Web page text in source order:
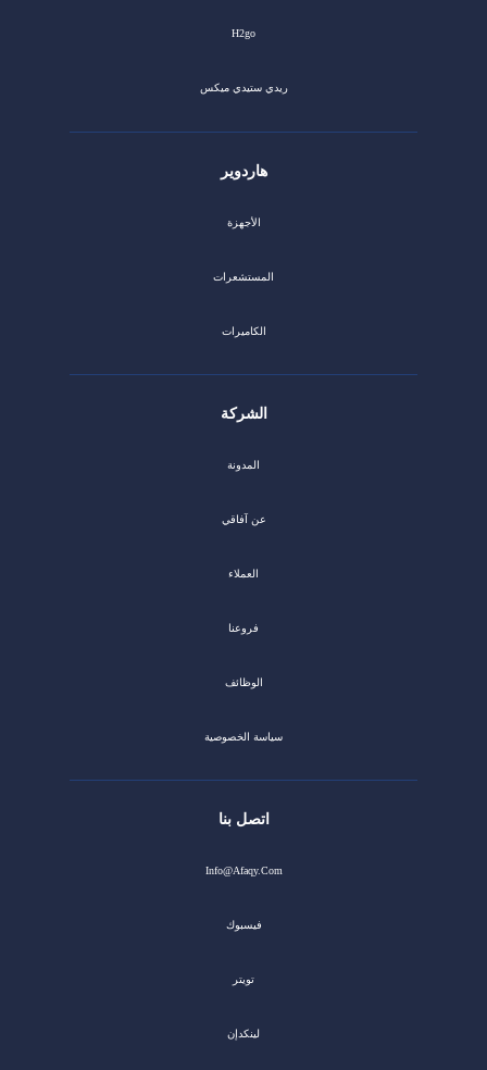
H2go
ريدي ستيدي ميكس
هاردوير
الأجهزة
المستشعرات
الكاميرات
الشركة
المدونة
عن آفاقي
العملاء
فروعنا
الوظائف
سياسة الخصوصية
اتصل بنا
Info@afaqy.com
فيسبوك
تويتر
لينكدإن